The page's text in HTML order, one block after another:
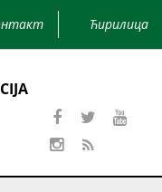
Ћирилица